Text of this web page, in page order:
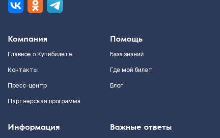
Компания
Главное о Купибилете
Контакты
Пресс-центр
Партнерская программа
Помощь
База знаний
Где мой билет
Блог
Информация Важные ответы